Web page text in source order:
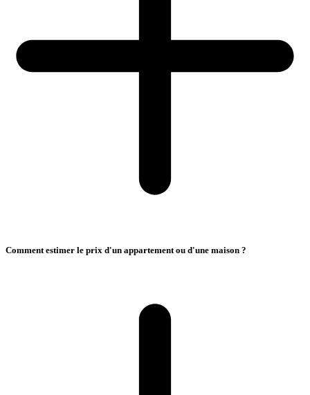
Comment estimer le prix d'un appartement ou d'une maison ?